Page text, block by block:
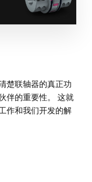
楚联轴器的真正功
伴的重要性。 这就
作和我们开发的解